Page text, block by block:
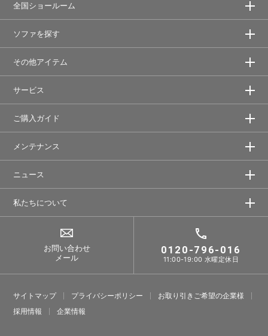
全国ショールーム
ソファを探す
その他アイテム
サービス
ご購入ガイド
メンテナンス
ニュース
私たちについて
お問い合わせ
メール
0120-796-016
11:00-19:00 水曜定休日
サイトマップ プライバシーポリシー
お取り引きご希望の企業様
採⽤情報
企業情報